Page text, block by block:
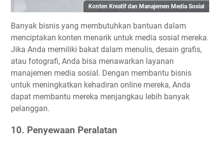
Konten Kreatif dan Manajemen Media Sosial
Banyak bisnis yang membutuhkan bantuan dalam
menciptakan konten menarik untuk media sosial mereka.
Jika Anda memiliki bakat dalam menulis, desain grafis,
atau fotografi, Anda bisa menawarkan layanan
manajemen media sosial. Dengan membantu bisnis
untuk meningkatkan kehadiran online mereka, Anda
dapat membantu mereka menjangkau lebih banyak
pelanggan.
10. Penyewaan Peralatan